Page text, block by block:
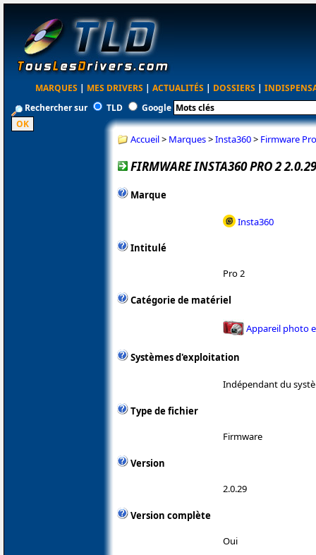
MARQUES | MES DRIVERS | ACTUALITÉS | DOSSIERS |
Rechercher sur
TLD Google
Accueil> Marques>Insta360> Firmware
FIRMWARE INSTA360 PRO 2 2.0.29
Marque
Insta360
Intitulé
Pro 2
Catégorie de matériel
Appareil photo
Systèmes d'exploitation
Indépendant du
Type de fichier
Firmware
Version
2.0.29
Version complète
Oui